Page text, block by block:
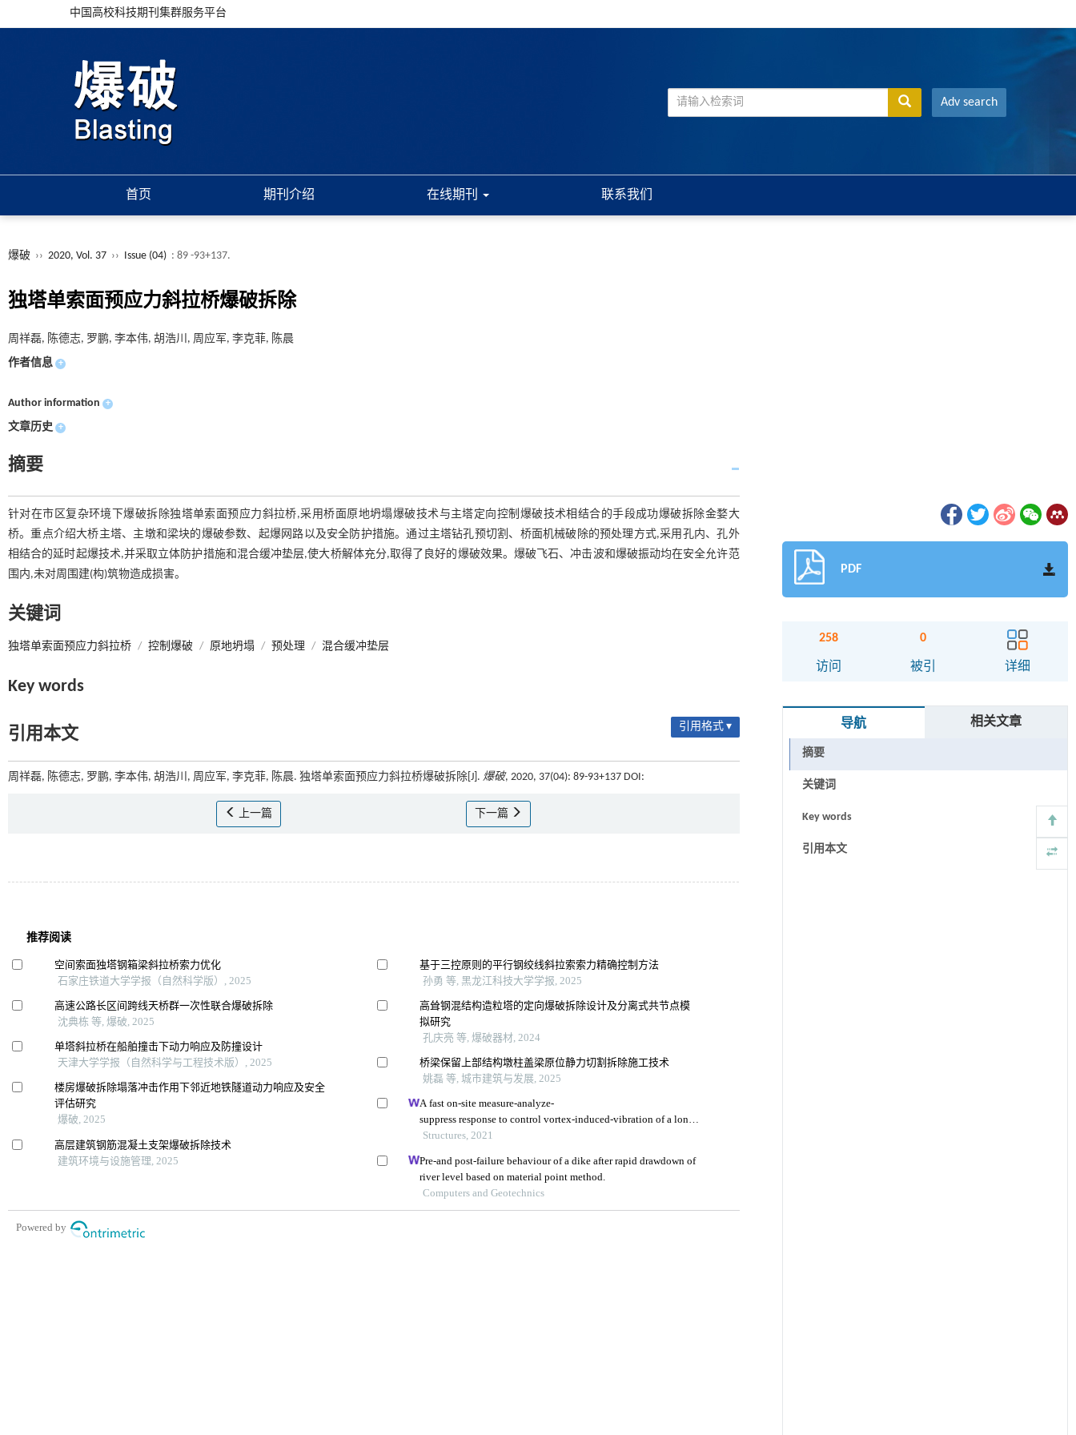
中国高校科技期刊集群服务平台
Adv search
首页 期刊介绍 在线期刊 联系我们
爆破 ›› 2020, Vol. 37 ›› Issue (04) : 89 -93+137.
独塔单索面预应力斜拉桥爆破拆除
周祥磊, 陈德志, 罗鹏, 李本伟, 胡浩川, 周应军, 李克菲, 陈晨
作者信息 +
Author information +
文章历史 +
摘要
针对在市区复杂环境下爆破拆除独塔单索面预应力斜拉桥,采用桥面原地坍塌爆破技术与主塔定向控制爆破技术相结合的手段成功爆破拆除金婺大
桥。重点介绍大桥主塔、主墩和梁块的爆破参数、起爆网路以及安全防护措施。通过主塔钻孔预切割、桥面机械破除的预处理方式,采用孔内、孔外
相结合的延时起爆技术,并采取立体防护措施和混合缓冲垫层,使大桥解体充分,取得了良好的爆破效果。爆破飞石、冲击波和爆破振动均在安全允许范
围内,未对周围建(构)筑物造成损害。
关键词
独塔单索面预应力斜拉桥 / 控制爆破 / 原地坍塌 / 预处理 / 混合缓冲垫层
Key words
引用本文 引用格式 ▾
周祥磊, 陈德志, 罗鹏, 李本伟, 胡浩川, 周应军, 李克菲, 陈晨. 独塔单索面预应力斜拉桥爆破拆除[J]. 爆破, 2020, 37(04): 89-93+137 DOI:
上一篇 下一篇
PDF
258
访问
0
被引 详细
导航 相关文章
摘要
关键词
Key words
引用本文